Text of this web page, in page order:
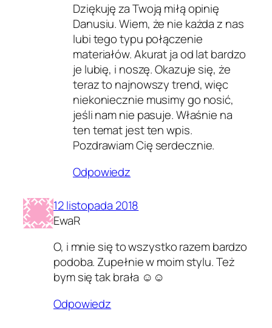
Dziękuję za Twoją miłą opinię
Danusiu. Wiem, że nie każda z nas
lubi tego typu połączenie
materiałów. Akurat ja od lat bardzo
je lubię, i noszę. Okazuje się, że
teraz to najnowszy trend, więc
niekoniecznie musimy go nosić,
jeśli nam nie pasuje. Właśnie na
ten temat jest ten wpis.
Pozdrawiam Cię serdecznie.
Odpowiedz
12 listopada 2018
EwaR
O, i mnie się to wszystko razem bardzo
podoba. Zupełnie w moim stylu. Też
bym się tak brała ☺☺
Odpowiedz